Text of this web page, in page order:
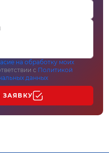
на обработку моих
с Политикой
данных
ЗАЯВКУ